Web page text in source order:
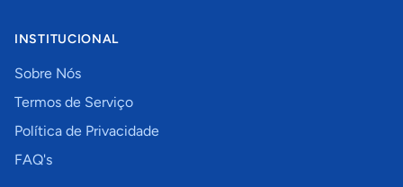
INSTITUCIONAL
Sobre Nós
Termos de Serviço
Política de Privacidade
FAQ's